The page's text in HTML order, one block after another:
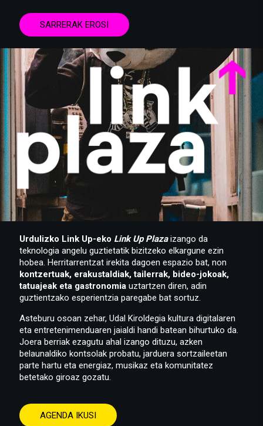
SARRERAK EROSI
Urdulizko Link Up-eko Link Up Plazaizango da
teknologia angelu guztietatik bizitzeko elkargune ezin
hobea. Herritarrentzat irekita dagoen espazio bat, non
kontzertuak, erakustaldiak, tailerrak, bideo-jokoak,
tatuajeak eta gastronomia uztartzen diren, adin
guztientzako esperientzia paregabe bat sortuz.
Asteburu osoan zehar, Udal Kiroldegia kultura digitalaren
eta entretenimenduaren jaialdi handi batean bihurtuko da.
Joera berriak ezagutu ahal izango dituzu, azken
belaunaldiko kontsolak probatu, jarduera sortzaileetan
parte hartu eta energiaz, musikaz eta komunitatez
betetako giroaz gozatu.
AGENDA IKUSI